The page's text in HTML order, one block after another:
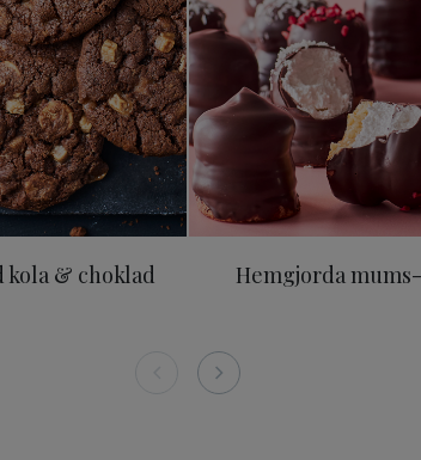
kola & choklad Hemgjorda